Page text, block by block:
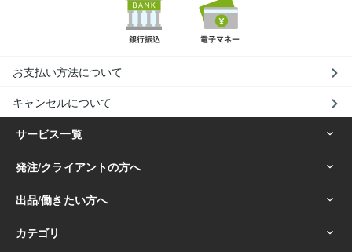
お支払い方法について
キャンセルについて